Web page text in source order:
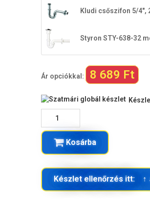
Kludi csőszifon 5/4",
Styron STY-638-32
Ár opciókkal: 8 689 Ft
Kosárba
Készlet